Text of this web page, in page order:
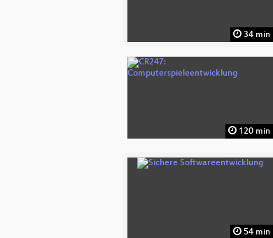
34 min
120 min
54 min